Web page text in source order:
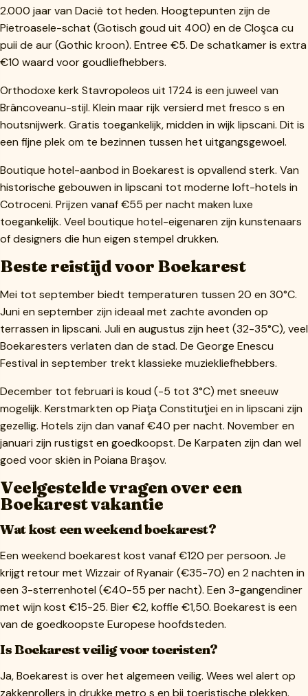
2.000 jaar van Dacië tot heden. Hoogtepunten zijn de
Pietroasele-schat (Gotisch goud uit 400) en de Cloşca cu
puii de aur (Gothic kroon). Entree €5. De schatkamer is extra
€10 waard voor goudliefhebbers.
Orthodoxe kerk Stavropoleos uit 1724 is een juweel van
Brâncoveanu-stijl. Klein maar rijk versierd met fresco s en
houtsnijwerk. Gratis toegankelijk, midden in wijk lipscani. Dit is
een fijne plek om te bezinnen tussen het uitgangsgewoel.
Boutique hotel-aanbod in Boekarest is opvallend sterk. Van
historische gebouwen in lipscani tot moderne loft-hotels in
Cotroceni. Prijzen vanaf €55 per nacht maken luxe
toegankelijk. Veel boutique hotel-eigenaren zijn kunstenaars
of designers die hun eigen stempel drukken.
Beste reistijd voor Boekarest
Mei tot september biedt temperaturen tussen 20 en 30°C.
Juni en september zijn ideaal met zachte avonden op
terrassen in lipscani. Juli en augustus zijn heet (32-35°C), veel
Boekaresters verlaten dan de stad. De George Enescu
Festival in september trekt klassieke muziekliefhebbers.
December tot februari is koud (-5 tot 3°C) met sneeuw
mogelijk. Kerstmarkten op Piaţa Constituţiei en in lipscani zijn
gezellig. Hotels zijn dan vanaf €40 per nacht. November en
januari zijn rustigst en goedkoopst. De Karpaten zijn dan wel
goed voor skiën in Poiana Braşov.
Veelgestelde vragen over een
Boekarest vakantie
Wat kost een weekend boekarest?
Een weekend boekarest kost vanaf €120 per persoon. Je
krijgt retour met Wizzair of Ryanair (€35-70) en 2 nachten in
een 3-sterrenhotel (€40-55 per nacht). Een 3-gangendiner
met wijn kost €15-25. Bier €2, koffie €1,50. Boekarest is een
van de goedkoopste Europese hoofdsteden.
Is Boekarest veilig voor toeristen?
Ja, Boekarest is over het algemeen veilig. Wees wel alert op
zakkenrollers in drukke metro s en bij toeristische plekken.